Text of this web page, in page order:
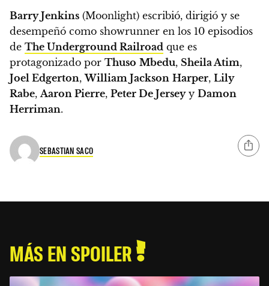
Barry Jenkins (Moonlight) escribió, dirigió y se
desempeñó como showrunner en los 10 episodios
de The Underground Railroad que es
protagonizado por Thuso Mbedu, Sheila Atim,
Joel Edgerton,William Jackson Harper, Lily
Rabe,Aaron Pierre, Peter De Jerseyy Damon
Herriman.
SEBASTIAN SACO
MÁS EN SPOILER